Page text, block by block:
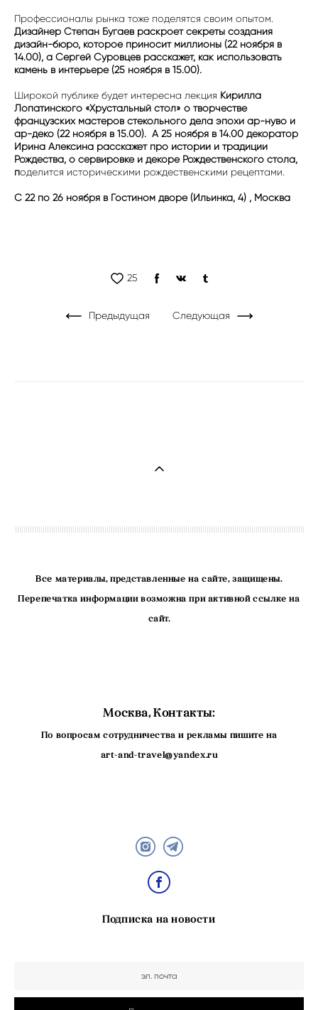
Профессионалы рынка тоже поделятся своим опытом.
Дизайнер Степан Бугаев раскроет секреты создания
дизайн-бюро, которое приносит миллионы (22 ноября в
14.00), а Сергей Суровцев расскажет, как использовать
камень в интерьере (25 ноября в 15.00).
Широкой публике будет интересна лекция Кирилла
Лопатинского «Хрустальный стол» о творчестве
французских мастеров стекольного дела эпохи ар-нуво и
ар-деко (22 ноября в 15.00). А 25 ноября в 14.00 декоратор
Ирина Алексина расскажет про истории и традиции
Рождества, о сервировке и декоре Рождественского стола,
поделится историческими рождественскими рецептами.
С 22 по 26 ноября в Гостином дворе (Ильинка, 4) , Москва
25
Предыдущая Следующая
Все материалы, представленные на сайте, защищены.
Перепечатка информации возможна при активной ссылке на
сайт.
Москва, Контакты:
По вопросам сотрудничества и рекламы пишите на
art-and-travel@yandex.ru
Подписка на новости